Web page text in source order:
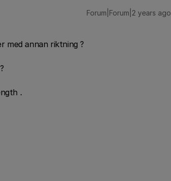
Forum|Forum|2 years ago
annan riktning ?
.